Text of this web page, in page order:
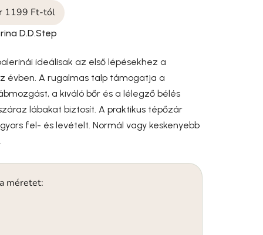
1199 Ft-tól
D.D.Step
ideálisak az első lépésekhez a
évben. A rugalmas talp támogatja a
a kiváló bőr és a lélegző bélés
lábakat biztosít. A praktikus tépőzár
fel- és levételt. Normál vagy keskenyebb
méretet: